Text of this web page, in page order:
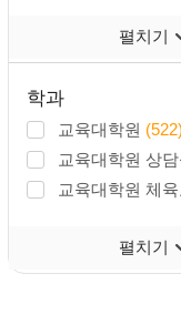
펼치기
학과
교육대학원 (522)
교육대학원 상
교육대학원 체
펼치기